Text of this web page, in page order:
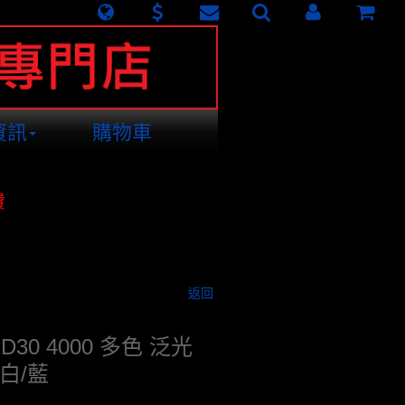
訊 購物車
返回
4000 多色 泛光
/藍